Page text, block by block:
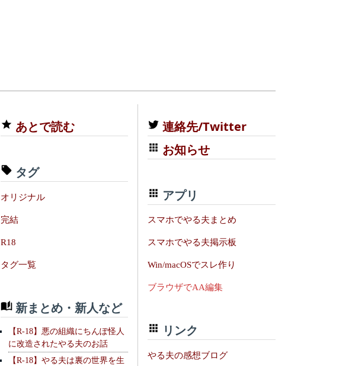
あとで読む
タグ
オリジナル
完結
R18
タグ一覧
新まとめ・新人など
【R-18】悪の組織にちんぽ怪人
に改造されたやる夫のお話
【R-18】やる夫は裏の世界を生
連絡先/Twitter
お知らせ
アプリ
スマホでやる夫まとめ
スマホでやる夫掲示板
Win/macOSでスレ作り
ブラウザでAA編集
リンク
やる夫の感想ブログ